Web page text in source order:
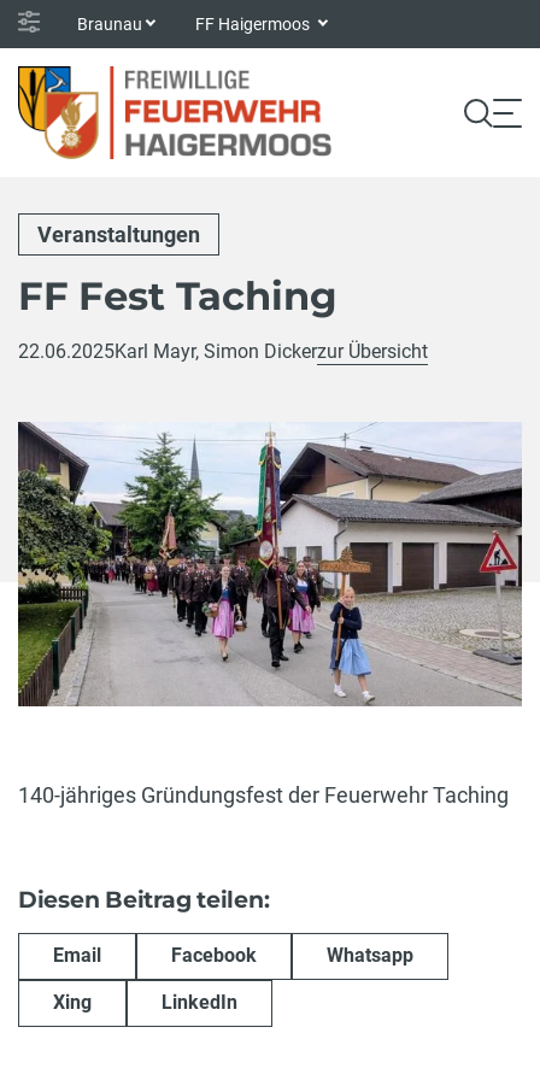
Braunau FF Haigermoos
Veranstaltungen
FF Fest Taching
22.06.2025Karl Mayr, Simon Dickerzur Übersicht
140-jähriges Gründungsfest der Feuerwehr Taching
Diesen Beitrag teilen:
Email Facebook Whatsapp
Xing LinkedIn